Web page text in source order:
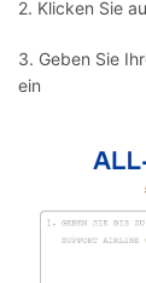
2. Klicken Sie
3. Geben Sie
ein